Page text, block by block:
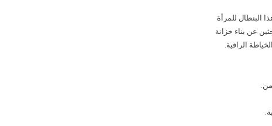
للمرأة
عن بناء خزانة
الراقية.